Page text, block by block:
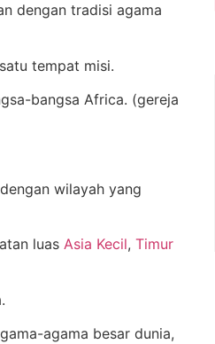
dengan tradisi agama
tempat misi.
bangsa Africa. (gereja
wilayah yang
luas Asia Kecil, Timur
agama besar dunia,